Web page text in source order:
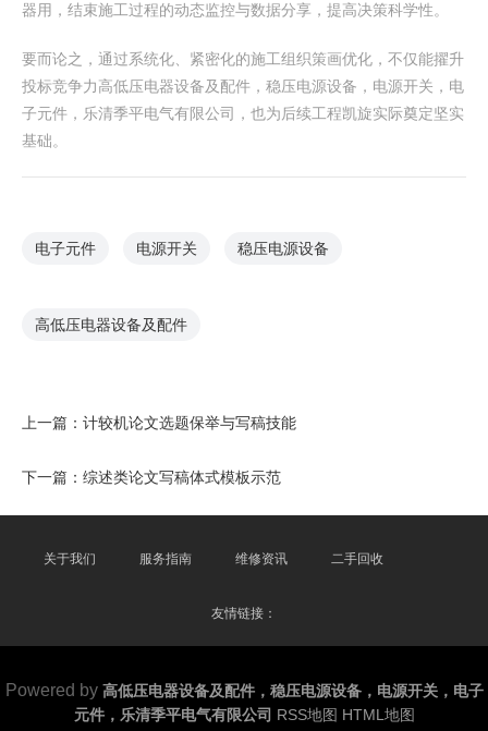
器用，结束施工过程的动态监控与数据分享，提高决策科学性。
要而论之，通过系统化、紧密化的施工组织策画优化，不仅能擢升
投标竞争力高低压电器设备及配件，稳压电源设备，电源开关，电
子元件，乐清季平电气有限公司，也为后续工程凯旋实际奠定坚实
基础。
电子元件 电源开关 稳压电源设备
高低压电器设备及配件
上一篇： 计较机论文选题保举与写稿技能
下一篇： 综述类论文写稿体式模板示范
关于我们 服务指南 维修资讯 二手回收
友情链接：
Powered by 高低压电器设备及配件，稳压电源设备，电源开关，电子
元件，乐清季平电气有限公司 RSS地图 HTML地图